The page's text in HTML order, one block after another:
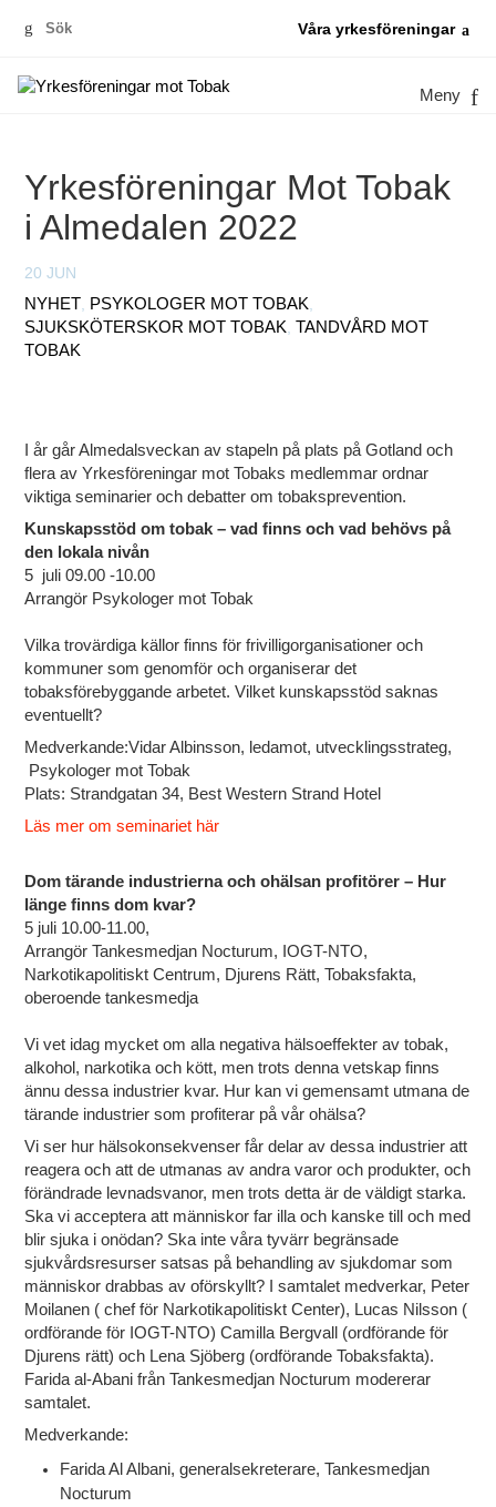
Sök
Våra yrkesföreningar
Meny
Yrkesföreningar Mot Tobak
i Almedalen 2022
20 JUN
NYHET PSYKOLOGER MOT TOBAK
SJUKSKÖTERSKOR MOT TOBAK ,TANDVÅRD MOT
TOBAK
I år går Almedalsveckan av stapeln på plats på Gotland och
flera av Yrkesföreningar mot Tobaks medlemmar ordnar
viktiga seminarier och debatter om tobaksprevention.
Kunskapsstöd om tobak – vad finns och vad behövs på
den lokala nivån
5 juli 09.00 -10.00
Arrangör Psykologer mot Tobak
Vilka trovärdiga källor finns för frivilligorganisationer och
kommuner som genomför och organiserar det
tobaksförebyggande arbetet. Vilket kunskapsstöd saknas
eventuellt?
Medverkande:Vidar Albinsson, ledamot, utvecklingsstrateg,
Psykologer mot Tobak
Plats: Strandgatan 34, Best Western Strand Hotel
Läs mer om seminariet här
Dom tärande industrierna och ohälsan profitörer – Hur
länge finns dom kvar?
5 juli 10.00-11.00,
Arrangör Tankesmedjan Nocturum, IOGT-NTO,
Narkotikapolitiskt Centrum, Djurens Rätt, Tobaksfakta,
oberoende tankesmedja
Vi vet idag mycket om alla negativa hälsoeffekter av tobak,
alkohol, narkotika och kött, men trots denna vetskap finns
ännu dessa industrier kvar. Hur kan vi gemensamt utmana de
tärande industrier som profiterar på vår ohälsa?
Vi ser hur hälsokonsekvenser får delar av dessa industrier att
reagera och att de utmanas av andra varor och produkter, och
förändrade levnadsvanor, men trots detta är de väldigt starka.
Ska vi acceptera att människor far illa och kanske till och med
blir sjuka i onödan? Ska inte våra tyvärr begränsade
sjukvårdsresurser satsas på behandling av sjukdomar som
människor drabbas av oförskyllt? I samtalet medverkar, Peter
Moilanen ( chef för Narkotikapolitiskt Center), Lucas Nilsson (
ordförande för IOGT-NTO) Camilla Bergvall (ordförande för
Djurens rätt) och Lena Sjöberg (ordförande Tobaksfakta).
Farida al-Abani från Tankesmedjan Nocturum modererar
samtalet.
Medverkande:
Farida Al Albani, generalsekreterare, Tankesmedjan
Nocturum